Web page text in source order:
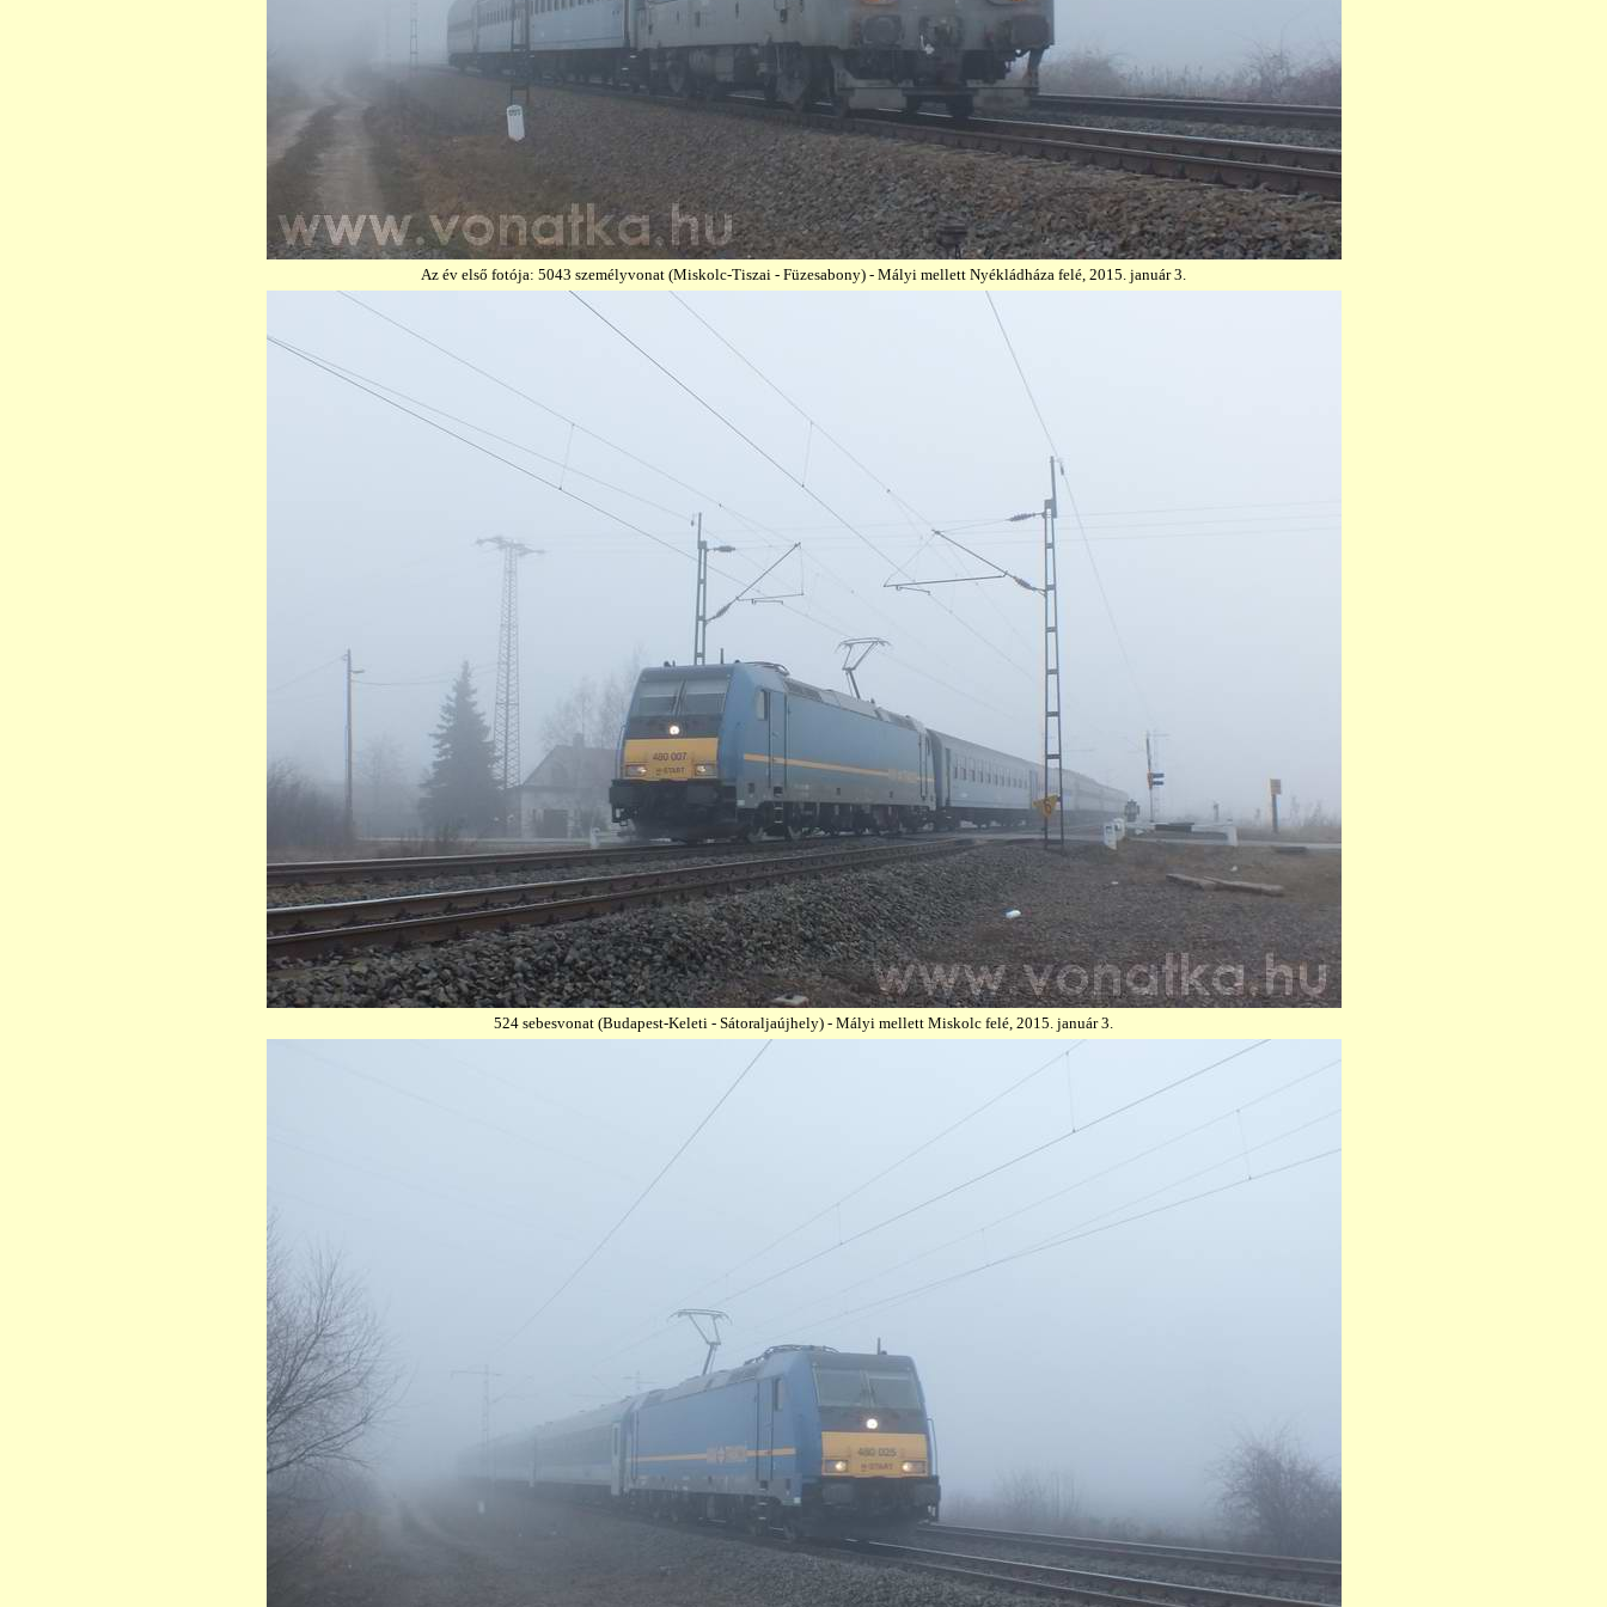
Az év első fotója: 5043 személyvonat (Miskolc-Tiszai - Füzesabony) - Mályi mellett Nyékládháza felé, 2015. január 3.
524 sebesvonat (Budapest-Keleti - Sátoraljaújhely) - Mályi mellett Miskolc felé, 2015. január 3.